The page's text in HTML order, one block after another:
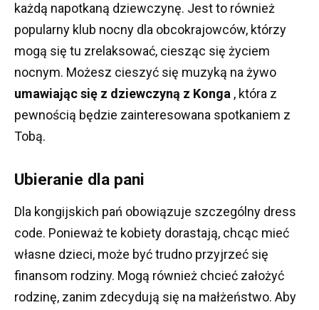
każdą napotkaną dziewczynę. Jest to również
popularny klub nocny dla obcokrajowców, którzy
mogą się tu zrelaksować, ciesząc się życiem
nocnym. Możesz cieszyć się muzyką na żywo
umawiając się z dziewczyną z Konga , która z
pewnością będzie zainteresowana spotkaniem z
Tobą.
Ubieranie dla pani
Dla kongijskich pań obowiązuje szczególny dress
code. Ponieważ te kobiety dorastają, chcąc mieć
własne dzieci, może być trudno przyjrzeć się
finansom rodziny. Mogą również chcieć założyć
rodzinę, zanim zdecydują się na małżeństwo. Aby